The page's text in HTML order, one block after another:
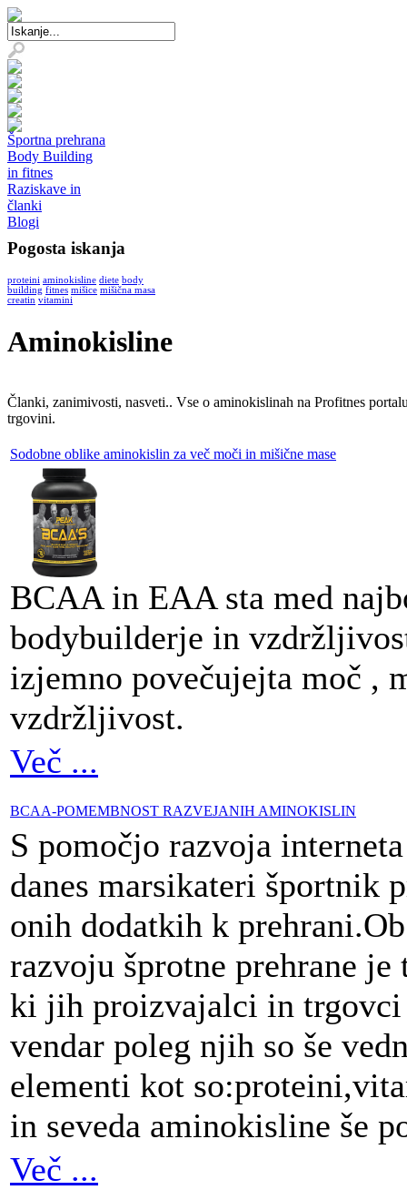
Športna prehrana
Body Building
in fitnes
Raziskave in
članki
Blogi
Pogosta iskanja
proteini aminokisline diete body
building fitnes mišice mišična masa
creatin vitamini
Aminokisline
Članki, zanimivosti, nasveti.. Vse o aminokislinah na Profitnes
trgovini.
Sodobne oblike aminokislin za več moči in mišične mase
BCAA in EAA sta med
bodybuilderje in
izjemno povečujejta moč ,
vzdržljivost.
Več ...
BCAA-POMEMBNOST RAZVEJANIH AMINOKISLIN
S pomočjo razvoja
danes marsikateri športnik
onih dodatkih k
razvoju šprotne prehrane
ki jih proizvajalci in trgovci
vendar poleg njih so še
elementi kot
in seveda aminokisline še
Več ...